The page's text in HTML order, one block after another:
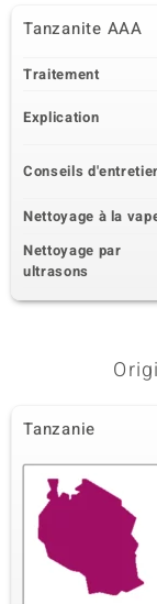
Tanzanite AAA
Traitement
Explication
Conseils
Nettoyage à la
Nettoyage par
ultrasons
Tanzanie